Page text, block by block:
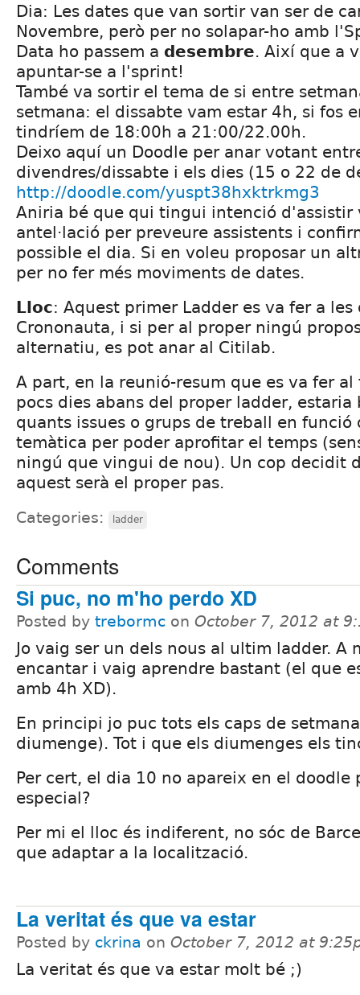
Dia: Les dates que van sortir van ser de
Novembre, però per no solapar-ho amb
Data ho passem a desembre. Així que a
apuntar-se a l'sprint!
També va sortir el tema de si entre
setmana: el dissabte vam estar 4h, si fos
tindríem de 18:00h a 21:00/22.00h.
Deixo aquí un Doodle per anar votant
divendres/dissabte i els dies (15 o 22 de
http://doodle.com/yuspt38hxktrkmg3
Aniria bé que qui tingui intenció d'assistir
antel·lació per preveure assistents i
possible el dia. Si en voleu proposar un
per no fer més moviments de dates.
Lloc: Aquest primer Ladder es va fer a les
Crononauta, i si per al proper ningú
alternatiu, es pot anar al Citilab.
A part, en la reunió-resum que es va fer
pocs dies abans del proper ladder, estaria
quants issues o grups de treball en funció
temàtica per poder aprofitar el temps
ningú que vingui de nou). Un cop decidit
aquest serà el proper pas.
Categories: ladder
Comments
Si puc, no m'ho perdo XD
Posted by trebormc on October 7, 2012 at
Jo vaig ser un dels nous al ultim ladder. A
encantar i vaig aprendre bastant (el que
amb 4h XD).
En principi jo puc tots els caps de
diumenge). Tot i que els diumenges els
Per cert, el dia 10 no apareix en el doodle
especial?
Per mi el lloc és indiferent, no sóc de
que adaptar a la localització.
La veritat és que va estar
Posted by ckrina on October 7, 2012 at
La veritat és que va estar molt bé ;)